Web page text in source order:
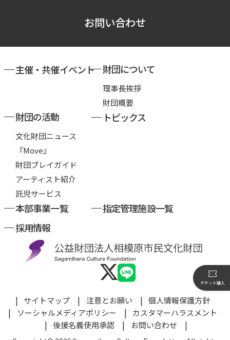
お問い合わせ
チケット購入
主催・共催イベント 財団について
理事長挨拶
財団概要
財団の活動
文化財団ニュース
『Move』
財団プレイガイド
アーティスト紹介
託児サービス
トピックス
本部事業一覧
指定管理施設一覧
採用情報
サイトマップ 注意とお願い
個人情報保護方針
ソーシャルメディアポリシー
カスタマーハラスメント
後援名義使用承認
お問い合わせ